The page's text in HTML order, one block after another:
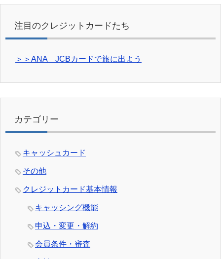
注目のクレジットカードたち
＞＞ANA JCBカードで旅に出よう
カテゴリー
キャッシュカード
その他
クレジットカード基本情報
キャッシング機能
申込・変更・解約
会員条件・審査